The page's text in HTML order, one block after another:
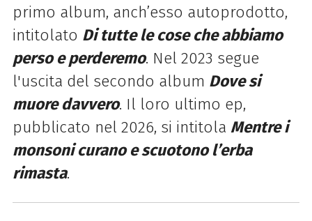
primo album, anch’esso autoprodotto,
intitolato Di tutte le cose che abbiamo
perso e perderemo. Nel 2023 segue
l'uscita del secondo album Dove si
muore davvero. Il loro ultimo ep,
pubblicato nel 2026, si intitola Mentre i
monsoni curano e scuotono l’erba
rimasta.